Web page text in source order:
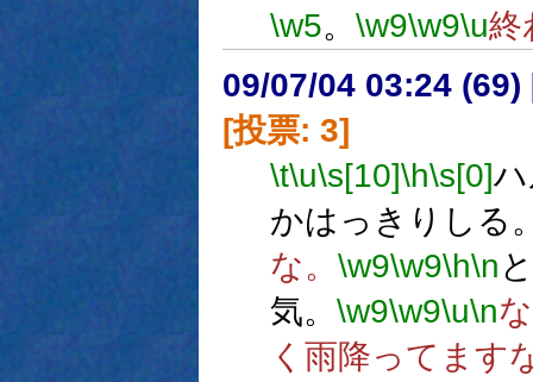
\w5。 \w9\w9\u終
09/07/04 03:24 (69)
[投票: 3]
\t\u\s[10]\h\s[0]
かはっきりしる
な。 \w9\w9\h\n
気。 \w9\w9\u\n
く雨降ってます